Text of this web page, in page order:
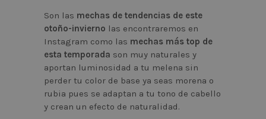
Son las mechas de tendencias de este
otoño-invierno las encontraremos en
Instagram como las mechas más top de
esta temporada son muy naturales y
aportan luminosidad a tu melena sin
perder tu color de base ya seas morena o
rubia pues se adaptan a tu tono de cabello
y crean un efecto de naturalidad.